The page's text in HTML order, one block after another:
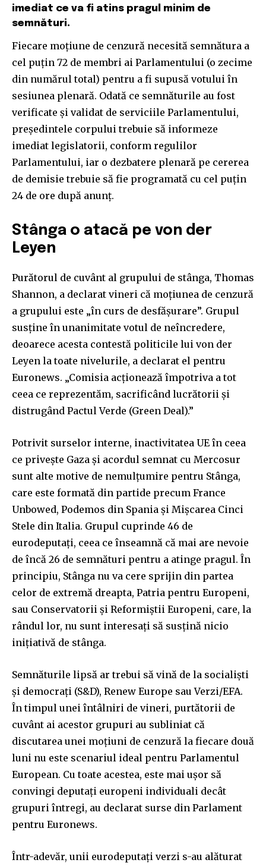
imediat ce va fi atins pragul minim de
semnături.
Fiecare moțiune de cenzură necesită semnătura a
cel puțin 72 de membri ai Parlamentului (o zecime
din numărul total) pentru a fi supusă votului în
sesiunea plenară. Odată ce semnăturile au fost
verificate și validat de serviciile Parlamentului,
președintele corpului trebuie să informeze
imediat legislatorii, conform regulilor
Parlamentului, iar o dezbatere plenară pe cererea
de demisie trebuie să fie programată cu cel puțin
24 de ore după anunț.
Stânga o atacă pe von der
Leyen
Purătorul de cuvânt al grupului de stânga, Thomas
Shannon, a declarat vineri că moțiunea de cenzură
a grupului este „în curs de desfășurare”. Grupul
susține în unanimitate votul de neîncredere,
deoarece acesta contestă politicile lui von der
Leyen la toate nivelurile, a declarat el pentru
Euronews. „Comisia acționează împotriva a tot
ceea ce reprezentăm, sacrificând lucrătorii și
distrugând Pactul Verde (Green Deal).”
Potrivit surselor interne, inactivitatea UE în ceea
ce privește Gaza și acordul semnat cu Mercosur
sunt alte motive de nemulțumire pentru Stânga,
care este formată din partide precum France
Unbowed, Podemos din Spania și Mișcarea Cinci
Stele din Italia. Grupul cuprinde 46 de
eurodeputați, ceea ce înseamnă că mai are nevoie
de încă 26 de semnături pentru a atinge pragul. În
principiu, Stânga nu va cere sprijin din partea
celor de extremă dreapta, Patria pentru Europeni,
sau Conservatorii și Reformiștii Europeni, care, la
rândul lor, nu sunt interesați să susțină nicio
inițiativă de stânga.
Semnăturile lipsă ar trebui să vină de la socialiști
și democrați (S&D), Renew Europe sau Verzi/EFA.
În timpul unei întâlniri de vineri, purtătorii de
cuvânt ai acestor grupuri au subliniat că
discutarea unei moțiuni de cenzură la fiecare două
luni nu este scenariul ideal pentru Parlamentul
European. Cu toate acestea, este mai ușor să
convingi deputați europeni individuali decât
grupuri întregi, au declarat surse din Parlament
pentru Euronews.
Într-adevăr, unii eurodeputați verzi s-au alăturat